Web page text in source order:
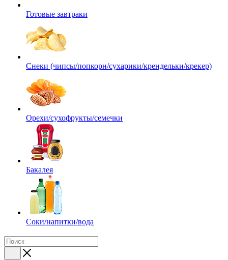
Готовые завтраки
Снеки (чипсы/попкорн/сухарики/крендельки/крекер)
Орехи/сухофрукты/семечки
Бакалея
Соки/напитки/вода